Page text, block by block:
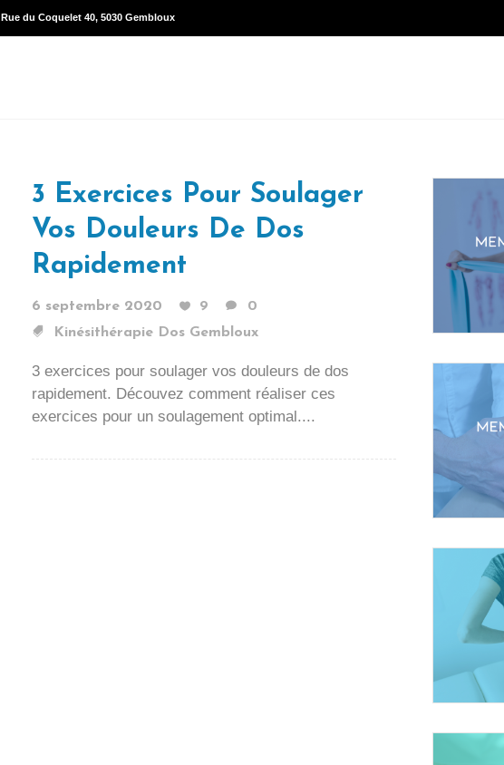
Rue du Coquelet 40, 5030 Gembloux
3 Exercices Pour Soulager
Vos Douleurs De Dos
Rapidement
6 septembre 2020 9
0
Kinésithérapie Dos Gembloux
3 exercices pour soulager vos douleurs de dos
rapidement. Découvez comment réaliser ces
exercices pour un soulagement optimal....